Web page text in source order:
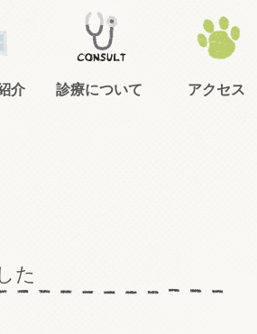
介 診療について アクセス
た